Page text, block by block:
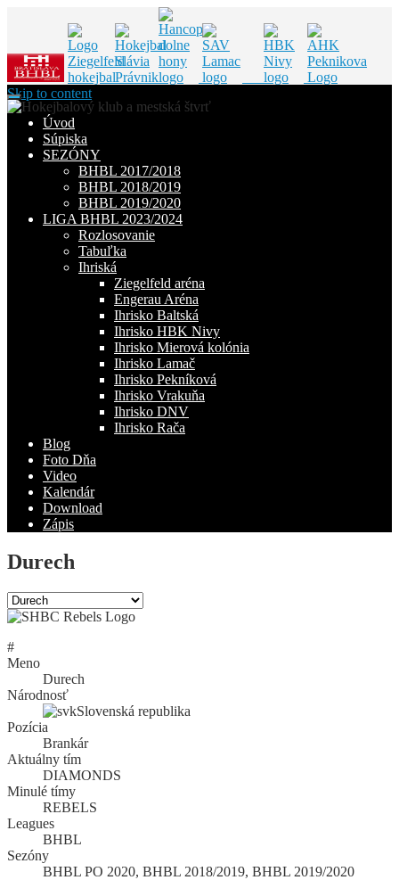
Skip to content
Úvod
Súpiska
SEZÓNY
BHBL 2017/2018
BHBL 2018/2019
BHBL 2019/2020
LIGA BHBL 2023/2024
Rozlosovanie
Tabuľka
Ihriská
Ziegelfeld aréna
Engerau Aréna
Ihrisko Baltská
Ihrisko HBK Nivy
Ihrisko Mierová kolónia
Ihrisko Lamač
Ihrisko Pekníková
Ihrisko Vrakuňa
Ihrisko DNV
Ihrisko Rača
Blog
Foto Dňa
Video
Kalendár
Download
Zápis
Durech
#
Meno
Durech
Národnosť
Slovenská republika
Pozícia
Brankár
Aktuálny tím
DIAMONDS
Minulé tímy
REBELS
Leagues
BHBL
Sezóny
BHBL PO 2020, BHBL 2018/2019, BHBL 2019/2020